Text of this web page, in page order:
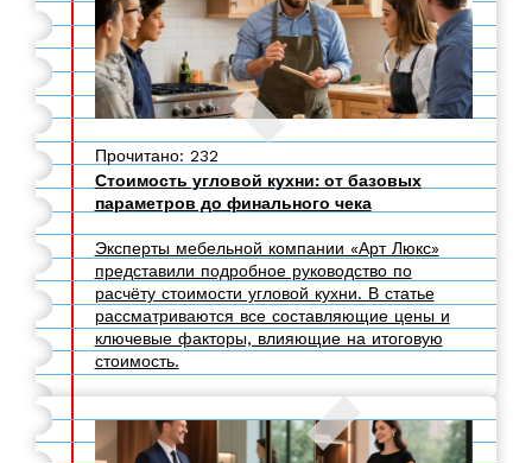
Прочитано: 232
Стоимость угловой кухни: от базовых
параметров до финального чека
Эксперты мебельной компании «Арт Люкс»
представили подробное руководство по
расчёту стоимости угловой кухни. В статье
рассматриваются все составляющие цены и
ключевые факторы, влияющие на итоговую
стоимость.